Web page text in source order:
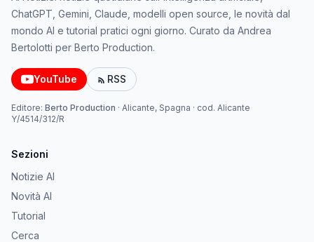
ChatGPT, Gemini, Claude, modelli open source, le novità dal
mondo AI e tutorial pratici ogni giorno. Curato da Andrea
Bertolotti per Berto Production.
YouTube RSS
Editore: Berto Production · Alicante, Spagna · cod. Alicante
Y/4514/312/R
Sezioni
Notizie AI
Novità AI
Tutorial
Cerca